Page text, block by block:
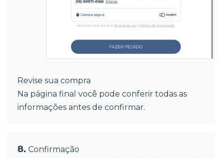
Revise sua compra
Na página final você pode conferir todas as
informações antes de confirmar.
8. Confirmação